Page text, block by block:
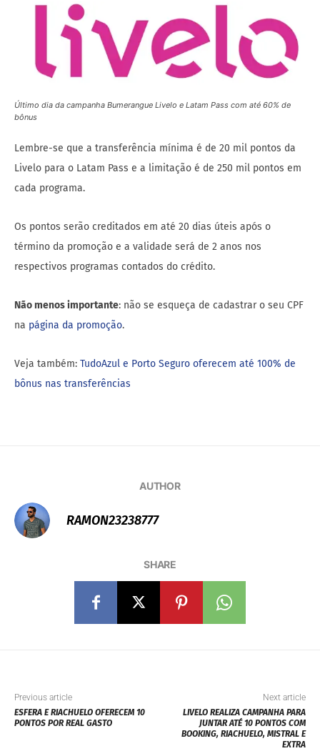
Último dia da campanha Bumerangue Livelo e Latam Pass com até 60% de
bônus
Lembre-se que a transferência mínima é de 20 mil pontos da
Livelo para o Latam Pass e a limitação é de 250 mil pontos em
cada programa.
Os pontos serão creditados em até 20 dias úteis após o
término da promoção e a validade será de 2 anos nos
respectivos programas contados do crédito.
Não menos importante: não se esqueça de cadastrar o seu CPF
na página da promoção.
Veja também: TudoAzul e Porto Seguro oferecem até 100% de
bônus nas transferências
AUTHOR
RAMON23238777
SHARE
Previous article
ESFERA E RIACHUELO OFERECEM 10
PONTOS POR REAL GASTO
Next article
LIVELO REALIZA CAMPANHA PARA
JUNTAR ATÉ 10 PONTOS COM
BOOKING, RIACHUELO, MISTRAL E
EXTRA